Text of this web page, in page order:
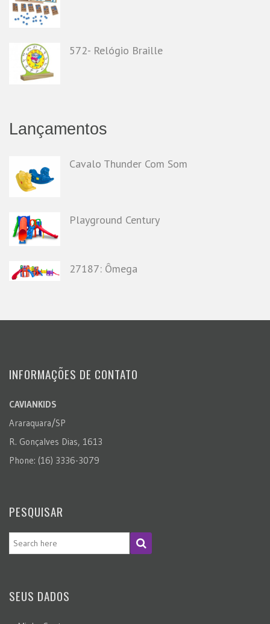
572- Relógio Braille
Lançamentos
Cavalo Thunder Com Som
Playground Century
27187: Ômega
INFORMAÇÕES DE CONTATO
CAVIANKIDS
Araraquara/SP
R. Gonçalves Dias, 1613
Phone: (16) 3336-3079
PESQUISAR
SEUS DADOS